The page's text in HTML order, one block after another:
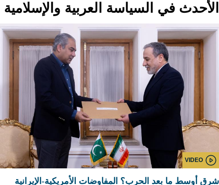
الأحدث في السياسة العربية والإسلامية
VIDEO
شرق أوسط ما بعد الحرب؟ المفاوضات الأمريكية-الإيرانية